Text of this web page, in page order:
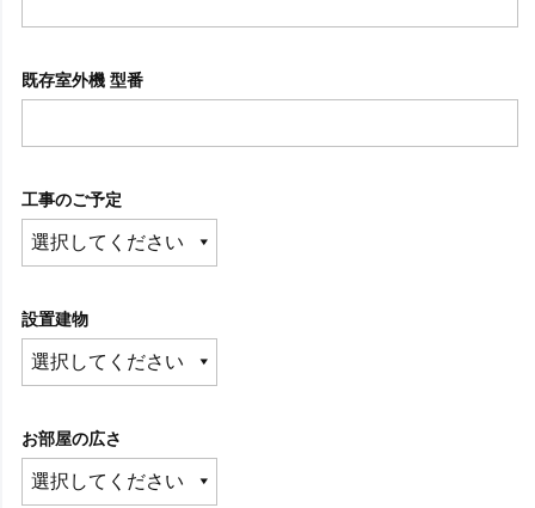
既存室外機 型番
工事のご予定
設置建物
お部屋の広さ